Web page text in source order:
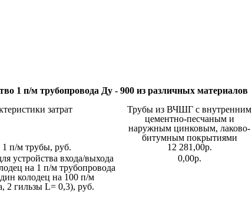
1 п/м трубопровода Ду - 900 из различных материалов
затрат
Трубы из ВЧШГ с внутренним
цементно-песчаным и
наружным цинковым, лаково-
битумным покрытиями
1 п/м трубы, руб. 12 281,00р.
устройства входа/выхода
на 1 п/м трубопровода
колодец на 100 п/м
2 гильзы L= 0,3), руб.
0,00р.